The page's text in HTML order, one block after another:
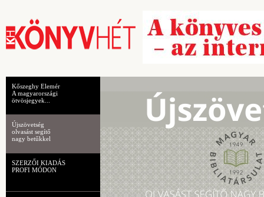
Kőszeghy Elemér
A magyarországi
ötvösjegyek...
Újszövetség
olvasást segítő
nagy betűkkel
SZERZŐI KIADÁS
PROFI MÓDON